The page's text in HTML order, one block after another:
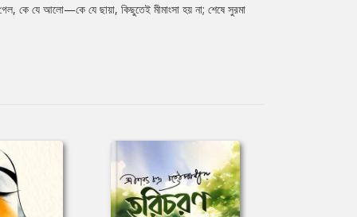
কে যে আলো—কে যে ছায়া, কিছুতেই মীমাংসা হয় না; শেষে সুরমা